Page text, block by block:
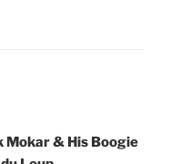
Mokar & His Boogie